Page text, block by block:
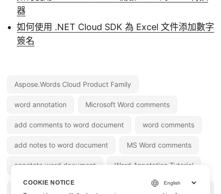
器
如何使用 .NET Cloud SDK 為 Excel 文件添加數字
簽名
Aspose.Words Cloud Product Family
word annotation Microsoft Word comments
add comments to word document word comments
add notes to word document MS Word comments
annotate word document Word Annotation Tutorial
COOKIE NOTICE